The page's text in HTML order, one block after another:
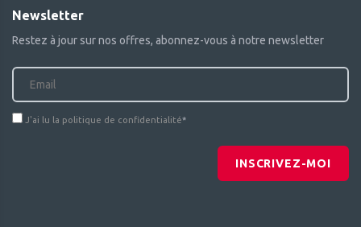
Newsletter
Restez à jour sur nos offres, abonnez-vous à notre newsletter
J'ai lu la politique de confidentialité*
INSCRIVEZ-MOI